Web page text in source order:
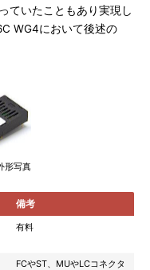
ていたこともあり実現し
WG4において後述の
形写真
備考
有料
FCやST、MUやLCコネクタ